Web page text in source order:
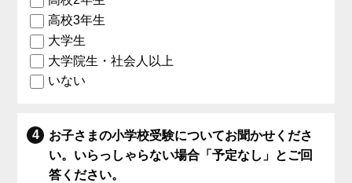
高校3年生
大学生
大学院生・社会人以上
いない
お子さまの小学校受験についてお聞かせくださ
い。いらっしゃらない場合「予定なし」とご回
答ください。